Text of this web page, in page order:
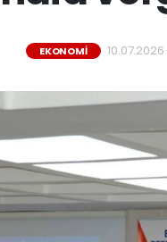
EKONOMİ